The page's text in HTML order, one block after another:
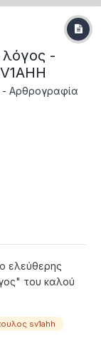
-
- Αρθρογραφία
ελεύθερης
του καλού
για κάθε
καλύπτει
γνωρίζουμε...
sv1ahh